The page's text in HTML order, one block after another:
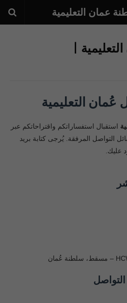
عمان التعليمية
|
التعليمية
استقبال استفساراتكم واقتراحاتكم عبر
التواصل المرفقة. يُرجى كتابة بريد
عليك.